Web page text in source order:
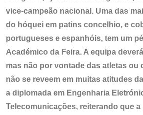
vice-campeão nacional. Uma das
do hóquei em patins concelhio, e
portugueses e espanhóis, tem um
Académico da Feira. A equipa
mas não por vontade das atletas ou
não se reveem em muitas atitudes
a diplomada em Engenharia
Telecomunicações, reiterando que a